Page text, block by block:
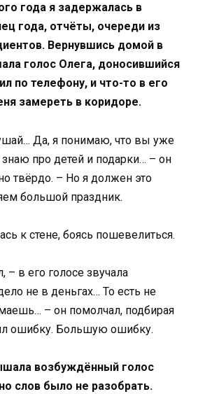
года я задержалась в
года, отчёты, очереди из
Вернувшись домой в
голос Олега, доносившийся
по телефону, и что-то в его
замереть в коридоре.
Да, я понимаю, что вы уже
про детей и подарки… – он
твёрдо. – Но я должен это
большой праздник.
к стене, боясь пошевелиться.
– в его голосе звучала
не в деньгах… То есть не
– он помолчал, подбирая
ошибку. Большую ошибку.
возбуждённый голос
слов было не разобрать.